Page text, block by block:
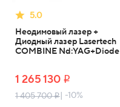
5.0
Неодимовый лазер +
Диодный лазер Lasertech
COMBINE Nd:YAG+Diode
1 265 130 i
1 405 700i| -10%